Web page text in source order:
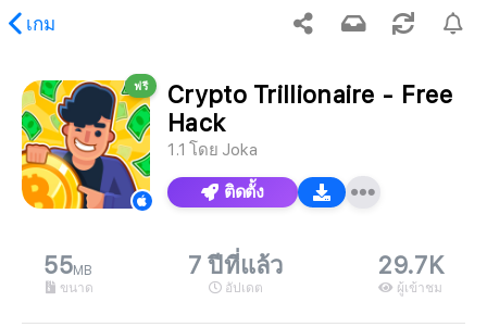
เกม
เนื้อหาที่ร้องขอ
ฟรี
Crypto Trillionaire - Free
Hack
1.1 โดย Joka
ติดตั้ง
55MB
ขนาด
7 ปีที่แล้ว
อัปเดต
29.7K
ผู้เข้าชม